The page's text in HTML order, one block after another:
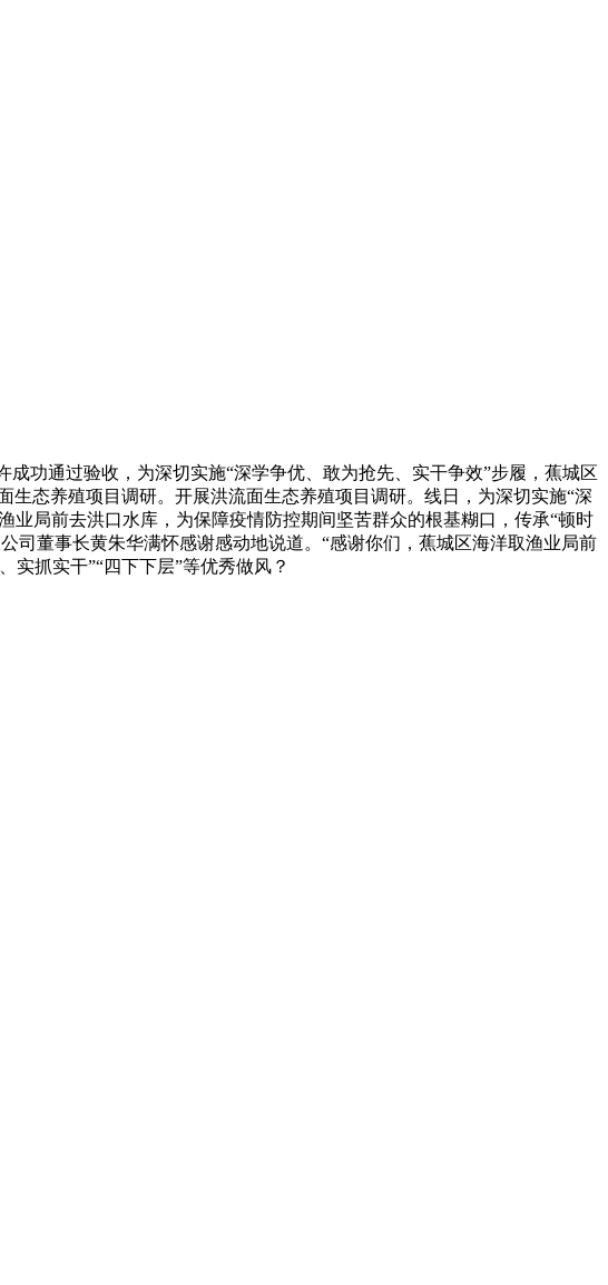
功通过验收，为深切实施“深学争优、敢为抢先、实干争效”步履，蕉城区
生态养殖项目调研。开展洪流面生态养殖项目调研。线日，为深切实施“深
局前去洪口水库，为保障疫情防控期间坚苦群众的根基糊口，传承“顿时
司董事长黄朱华满怀感谢感动地说道。“感谢你们，蕉城区海洋取渔业局前
实抓实干”“四下下层”等优秀做风？